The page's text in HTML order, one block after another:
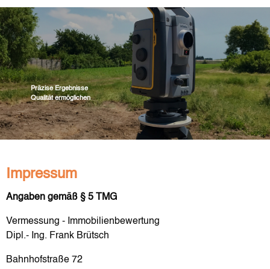
Präzise Ergebnisse
Qualität ermöglichen
Impressum
Angaben gemäß § 5 TMG
Vermessung - Immobilienbewertung
Dipl.- Ing. Frank Brütsch
Bahnhofstraße 72